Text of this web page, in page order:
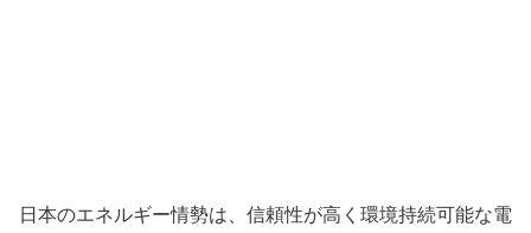
日本のエネルギー情勢は、信頼性が高く環境持続可能な電